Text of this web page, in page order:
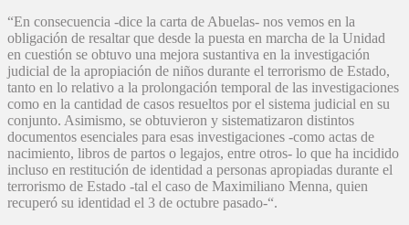
“En consecuencia -dice la carta de Abuelas- nos vemos en la
obligación de resaltar que desde la puesta en marcha de la Unidad
en cuestión se obtuvo una mejora sustantiva en la investigación
judicial de la apropiación de niños durante el terrorismo de Estado,
tanto en lo relativo a la prolongación temporal de las investigaciones
como en la cantidad de casos resueltos por el sistema judicial en su
conjunto. Asimismo, se obtuvieron y sistematizaron distintos
documentos esenciales para esas investigaciones -como actas de
nacimiento, libros de partos o legajos, entre otros- lo que ha incidido
incluso en restitución de identidad a personas apropiadas durante el
terrorismo de Estado -tal el caso de Maximiliano Menna, quien
recuperó su identidad el 3 de octubre pasado-“.